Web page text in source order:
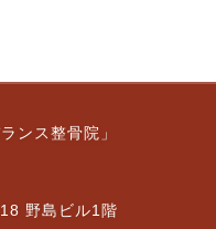
ンス整骨院」
野島ビル1階